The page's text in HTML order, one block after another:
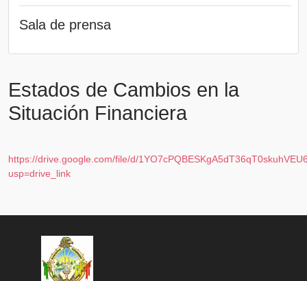
Sala de prensa
Estados de Cambios en la
Situación Financiera
https://drive.google.com/file/d/
usp=drive_link